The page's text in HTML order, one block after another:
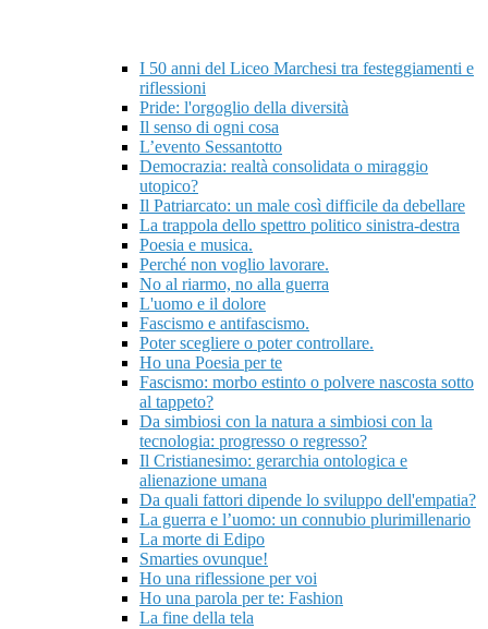
I 50 anni del Liceo Marchesi tra festeggiamenti e
riflessioni
Pride: l'orgoglio della diversità
Il senso di ogni cosa
L’evento Sessantotto
Democrazia: realtà consolidata o miraggio
utopico?
Il Patriarcato: un male così difficile da debellare
La trappola dello spettro politico sinistra-destra
Poesia e musica.
Perché non voglio lavorare.
No al riarmo, no alla guerra
L'uomo e il dolore
Fascismo e antifascismo.
Poter scegliere o poter controllare.
Ho una Poesia per te
Fascismo: morbo estinto o polvere nascosta sotto
al tappeto?
Da simbiosi con la natura a simbiosi con la
tecnologia: progresso o regresso?
Il Cristianesimo: gerarchia ontologica e
alienazione umana
Da quali fattori dipende lo sviluppo dell'empatia?
La guerra e l’uomo: un connubio plurimillenario
La morte di Edipo
Smarties ovunque!
Ho una riflessione per voi
Ho una parola per te: Fashion
La fine della tela